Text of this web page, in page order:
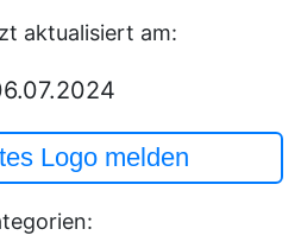
aktualisiert am:
Logo melden